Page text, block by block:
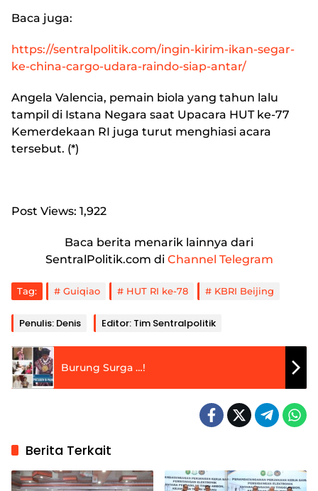
Baca juga:
https://sentralpolitik.com/ingin-kirim-ikan-segar-
ke-china-cargo-udara-raindo-siap-antar/
Angela Valencia, pemain biola yang tahun lalu
tampil di Istana Negara saat Upacara HUT ke-77
Kemerdekaan RI juga turut menghiasi acara
tersebut. (*)
Post Views: 1,922
Baca berita menarik lainnya dari
SentralPolitik.com di Channel Telegram
Tag: Guiqiao HUT RI ke-78 KBRI Beijing
Penulis: Denis Editor: Tim Sentralpolitik
Burung Surga …!
Berita Terkait